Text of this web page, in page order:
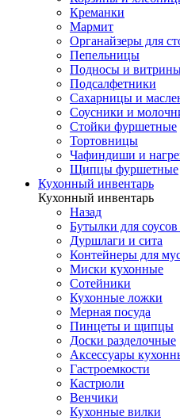
Креманки
Мармит
Органайзеры для
Пепельницы
Подносы и
Подсалфетники
Сахарницы и
Соусники и
Стойки фуршетные
Тортовницы
Чафиндиши и
Щипцы фуршетные
Кухонный инвентарь
Кухонный инвентарь
Назад
Бутылки для
Дуршлаги и сита
Контейнеры для
Миски кухонные
Сотейники
Кухонные ложки
Мерная посуда
Пинцеты и щипцы
Доски разделочные
Аксессуары
Гастроемкости
Кастрюли
Венчики
Кухонные вилки